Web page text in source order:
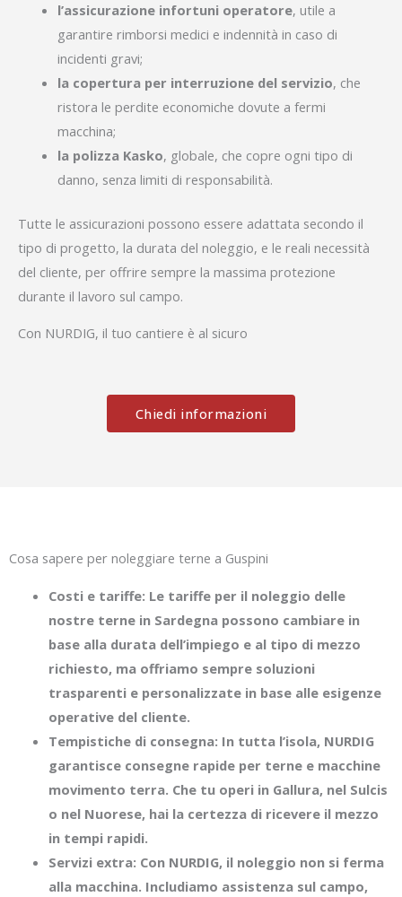
l’assicurazione infortuni operatore, utile a
garantire rimborsi medici e indennità in caso di
incidenti gravi;
la copertura per interruzione del servizio, che
ristora le perdite economiche dovute a fermi
macchina;
la polizza Kasko, globale, che copre ogni tipo di
danno, senza limiti di responsabilità.
Tutte le assicurazioni possono essere adattata secondo il
tipo di progetto, la durata del noleggio, e le reali necessità
del cliente, per offrire sempre la massima protezione
durante il lavoro sul campo.
Con NURDIG, il tuo cantiere è al sicuro
Chiedi informazioni
Cosa sapere per noleggiare terne a Guspini
Costi e tariffe: Le tariffe per il noleggio delle
nostre terne in Sardegna possono cambiare in
base alla durata dell’impiego e al tipo di mezzo
richiesto, ma offriamo sempre soluzioni
trasparenti e personalizzate in base alle esigenze
operative del cliente.
Tempistiche di consegna: In tutta l’isola, NURDIG
garantisce consegne rapide per terne e macchine
movimento terra. Che tu operi in Gallura, nel Sulcis
o nel Nuorese, hai la certezza di ricevere il mezzo
in tempi rapidi.
Servizi extra: Con NURDIG, il noleggio non si ferma
alla macchina. Includiamo assistenza sul campo,